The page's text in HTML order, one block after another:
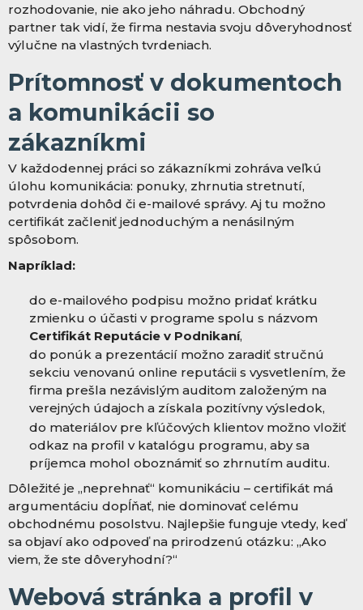
rozhodovanie, nie ako jeho náhradu. Obchodný
partner tak vidí, že firma nestavia svoju dôveryhodnosť
výlučne na vlastných tvrdeniach.
Prítomnosť v dokumentoch
a komunikácii so
zákazníkmi
V každodennej práci so zákazníkmi zohráva veľkú
úlohu komunikácia: ponuky, zhrnutia stretnutí,
potvrdenia dohôd či e-mailové správy. Aj tu možno
certifikát začleniť jednoduchým a nenásilným
spôsobom.
Napríklad:
do e-mailového podpisu možno pridať krátku
zmienku o účasti v programe spolu s názvom
Certifikát Reputácie v Podnikaní,
do ponúk a prezentácií možno zaradiť stručnú
sekciu venovanú online reputácii s vysvetlením, že
firma prešla nezávislým auditom založeným na
verejných údajoch a získala pozitívny výsledok,
do materiálov pre kľúčových klientov možno vložiť
odkaz na profil v katalógu programu, aby sa
príjemca mohol oboznámiť so zhrnutím auditu.
Dôležité je „neprehnať“ komunikáciu – certifikát má
argumentáciu dopĺňať, nie dominovať celému
obchodnému posolstvu. Najlepšie funguje vtedy, keď
sa objaví ako odpoveď na prirodzenú otázku: „Ako
viem, že ste dôveryhodní?“
Webová stránka a profil v